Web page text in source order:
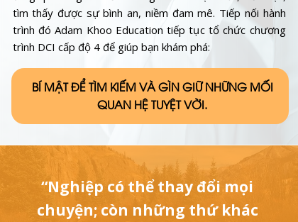
tìm thấy được sự bình an, niềm đam mê. Tiếp nối hành
trình đó Adam Khoo Education tiếp tục tổ chức chương
trình DCI cấp độ 4 để giúp bạn khám phá:
BÍ MẬT ĐỂ TÌM KIẾM VÀ GÌN GIỮ NHỮNG MỐI
QUAN HỆ TUYỆT VỜI.
“Nghiệp có thể thay đổi mọi
chuyện; còn những thứ khác